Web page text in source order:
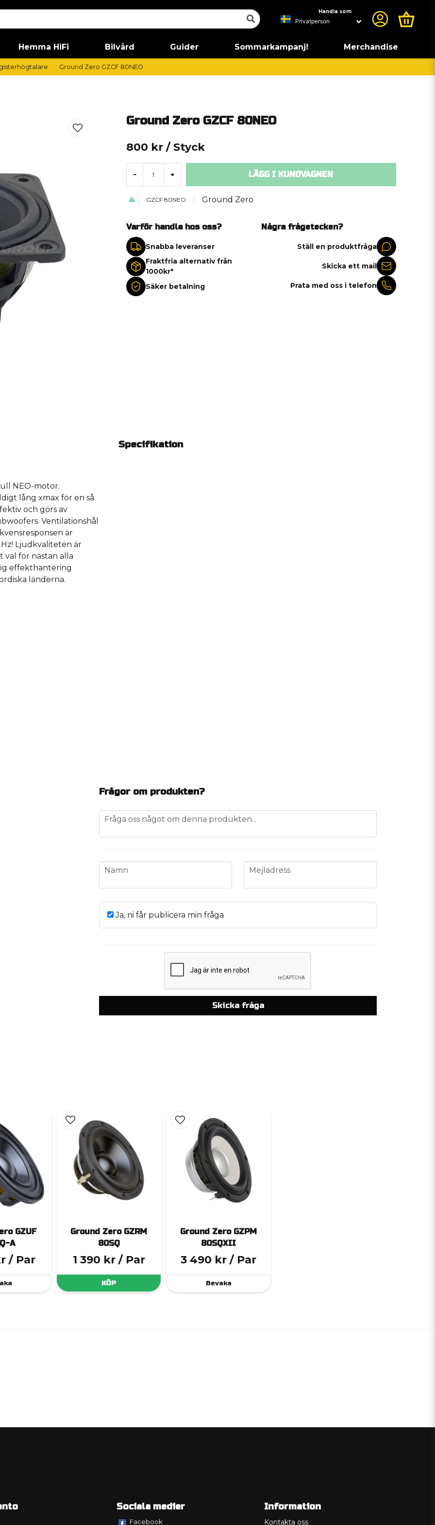
Handla som
Hemma HiFi Bilvård Guider Sommarkampanj! Merchandise
Ground Zero GZCF 80NEO
Ground Zero GZCF 80NEO
800 kr / Styck
- + LÄGG I KUNDVAGNEN
GZCF 80NEO Ground Zero
Varför handla hos oss?
Snabba leveranser
Fraktfria alternativ från
1000kr*
Säker betalning
Några frågetecken?
Ställ en produktfråga
Skicka ett mail
Prata med oss i telefon
NEO-motor.
lång xmax för en så
och görs av
Ventilationshål
är
Ljudkvaliteten är
för nästan alla
effekthantering
länderna.
Specifikation
Frågor om produkten?
question
Fråga oss något om denna produkten...
name
Namn email
Mejladress
Ja, ni får publicera min fråga
Skicka fråga
GZUF
A
/ Par
Ground Zero GZRM
80SQ
1 390 kr / Par
KÖP
Ground Zero GZPM
80SQXII
3 490 kr / Par
Bevaka
Sociala medier
Facebook
Information
Kontakta oss